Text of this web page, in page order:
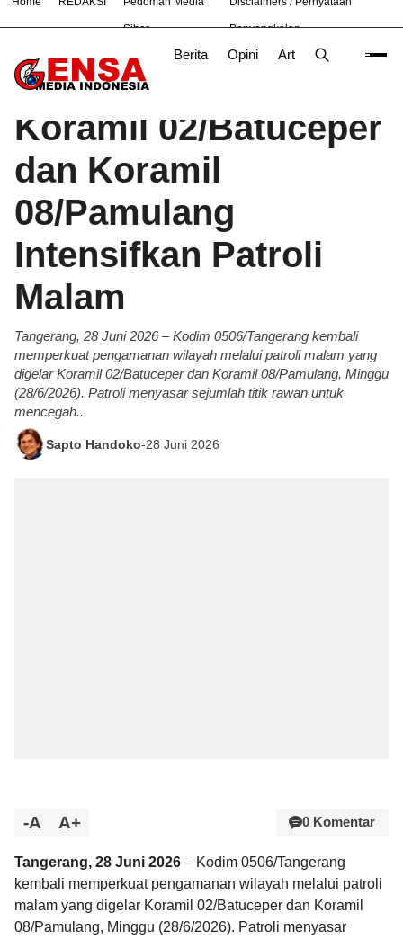
Siber Penyangkalan
Berita Opini Artikel
# Bandung Bekasi Hukum Nasional News TNI
Beranda/Berita
Koramil 02/Batuceper
dan Koramil
08/Pamulang
Intensifkan Patroli
Malam
Tangerang, 28 Juni 2026 – Kodim 0506/Tangerang kembali
memperkuat pengamanan wilayah melalui patroli malam yang
digelar Koramil 02/Batuceper dan Koramil 08/Pamulang, Minggu
(28/6/2026). Patroli menyasar sejumlah titik rawan untuk
mencegah...
Sapto Handoko-28 Juni 2026
-A A+ 0 Komentar
Tangerang, 28 Juni 2026 – Kodim 0506/Tangerang
kembali memperkuat pengamanan wilayah melalui patroli
malam yang digelar Koramil 02/Batuceper dan Koramil
08/Pamulang, Minggu (28/6/2026). Patroli menyasar